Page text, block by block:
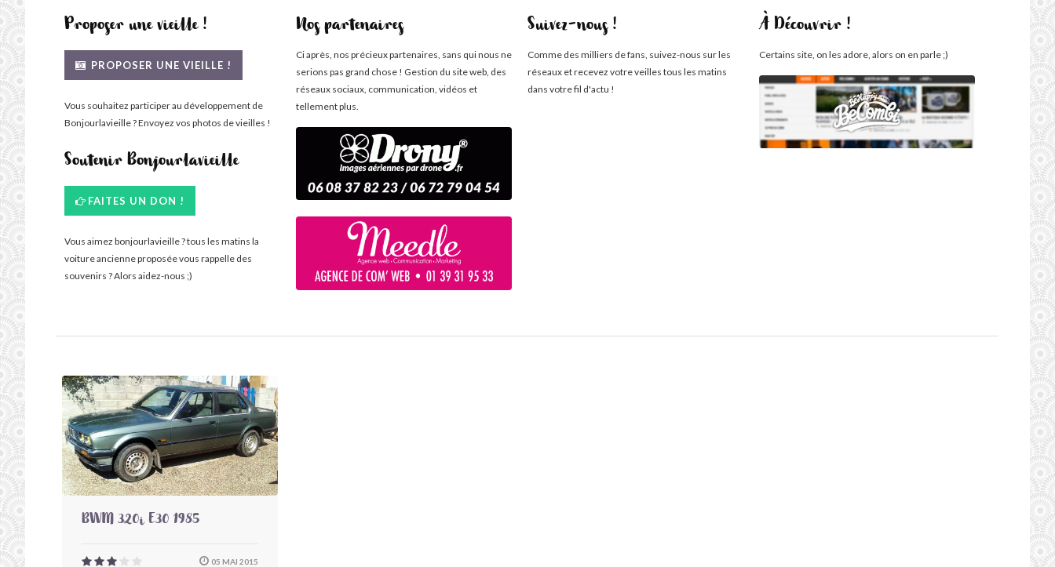
Proposer une vieille !
PROPOSER UNE VIEILLE !
Vous souhaitez participer au développement de
Bonjourlavieille ? Envoyez vos photos de vieilles !
Soutenir Bonjourlavieille
FAITES UN DON !
Vous aimez bonjourlavieille ? tous les matins la
voiture ancienne proposée vous rappelle des
souvenirs ? Alors aidez-nous ;)
Nos partenaires
Ci après, nos précieux partenaires, sans qui nous ne
serions pas grand chose ! Gestion du site web, des
réseaux sociaux, communication, vidéos et
tellement plus.
Suivez-nous !
Comme des milliers de fans, suivez-nous sur les
réseaux et recevez votre veilles tous les matins
dans votre fil d'actu !
À Découvrir !
Certains site, on les adore, alors on en parle ;)
BWM 320i E30 1985
05 MAI 2015